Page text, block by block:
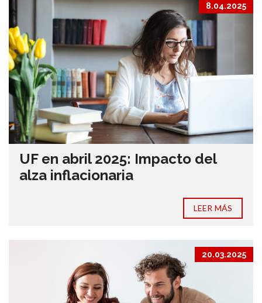
8.04.2025
UF en abril 2025: Impacto del
alza inflacionaria
LEER MÁS
20.03.2025